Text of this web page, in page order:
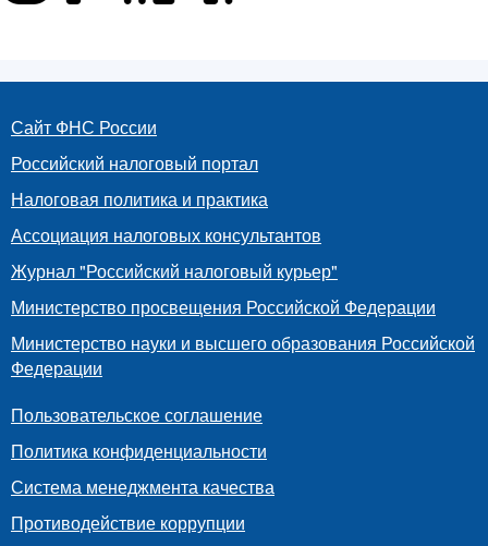
Сайт ФНС России
Российский налоговый портал
Налоговая политика и практика
Ассоциация налоговых консультантов
Журнал "Российский налоговый курьер"
Министерство просвещения Российской Федерации
Министерство науки и высшего образования Российской
Федерации
Пользовательское соглашение
Политика конфиденциальности
Система менеджмента качества
Противодействие коррупции